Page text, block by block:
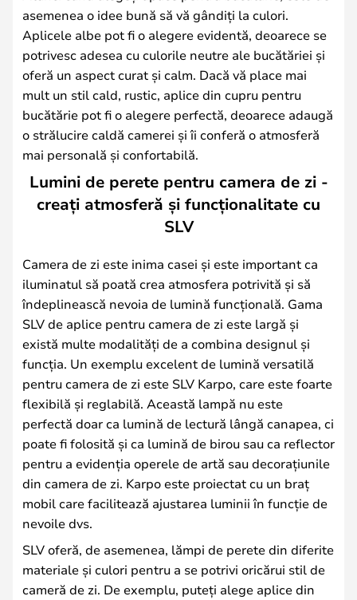
asemenea o idee bună să vă gândiți la culori.
Aplicele albe pot fi o alegere evidentă, deoarece se
potrivesc adesea cu culorile neutre ale bucătăriei și
oferă un aspect curat și calm. Dacă vă place mai
mult un stil cald, rustic, aplice din cupru pentru
bucătărie pot fi o alegere perfectă, deoarece adaugă
o strălucire caldă camerei și îi conferă o atmosferă
mai personală și confortabilă.
Lumini de perete pentru camera de zi -
creați atmosferă și funcționalitate cu
SLV
Camera de zi este inima casei și este important ca
iluminatul să poată crea atmosfera potrivită și să
îndeplinească nevoia de lumină funcțională. Gama
SLV de aplice pentru camera de zi este largă și
există multe modalități de a combina designul și
funcția. Un exemplu excelent de lumină versatilă
pentru camera de zi este SLV Karpo, care este foarte
flexibilă și reglabilă. Această lampă nu este
perfectă doar ca lumină de lectură lângă canapea, ci
poate fi folosită și ca lumină de birou sau ca reflector
pentru a evidenția operele de artă sau decorațiunile
din camera de zi. Karpo este proiectat cu un braț
mobil care facilitează ajustarea luminii în funcție de
nevoile dvs.
SLV oferă, de asemenea, lămpi de perete din diferite
materiale și culori pentru a se potrivi oricărui stil de
cameră de zi. De exemplu, puteți alege aplice din